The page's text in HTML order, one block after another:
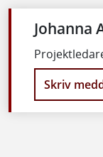
Johanna
Skriv